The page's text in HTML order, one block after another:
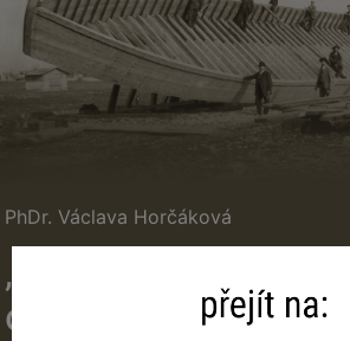
PhDr. Václava Horčáková
„Lannové – rodina,
odkaz. Přehled